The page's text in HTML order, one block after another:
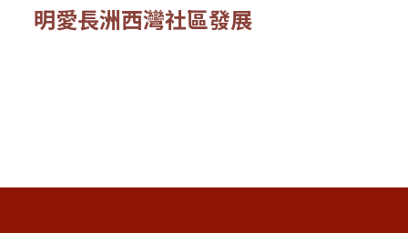
明愛長洲西灣社區發展